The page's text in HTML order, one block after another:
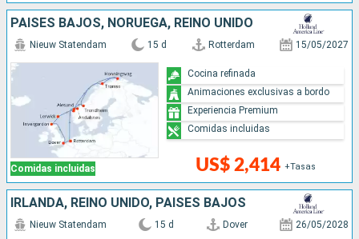
PAISES BAJOS, NORUEGA, REINO UNIDO
Comidas incluidas
Nieuw Statendam 15 d Rotterdam 15/05/2027
US$ 2,414 +Tasas
Cocina refinada
Animaciones exclusivas a bordo
Experiencia Premium
Comidas incluidas
IRLANDA, REINO UNIDO, PAISES BAJOS
Nieuw Statendam 15 d Dover 26/05/2028